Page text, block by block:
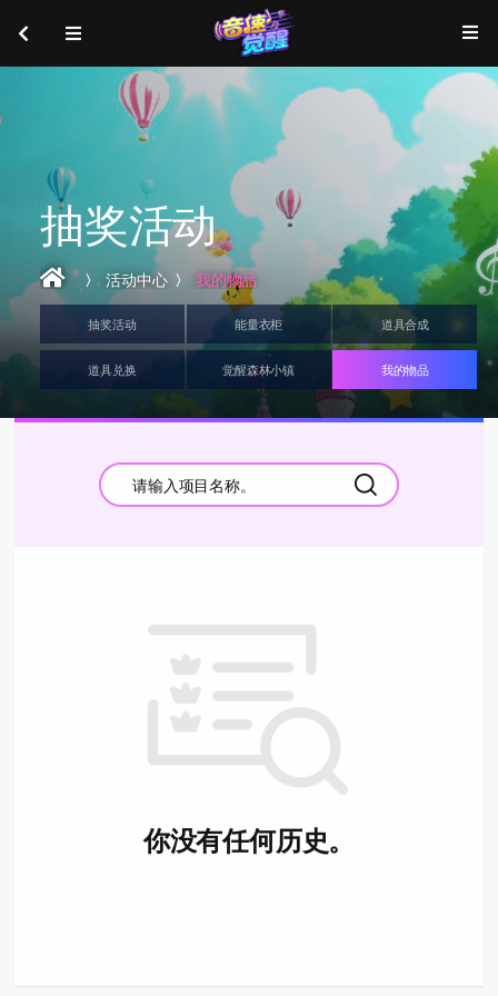
抽奖活动
活动中心 我的物品
抽奖活动 能量衣柜 道具合成
道具兑换 觉醒森林小镇 我的物品
你没有任何历史。